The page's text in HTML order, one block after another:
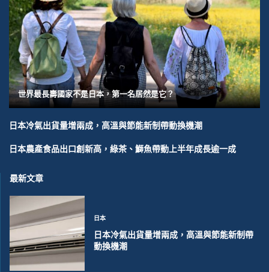
世界最長壽國家不是日本，第一名居然是它？
日本冷氣出貨量增兩成，高溫與節能新制帶動換機潮
日本農產食品出口創新高，綠茶、鰤魚帶動上半年成長逾一成
最新文章
日本
日本冷氣出貨量增兩成，高溫與節能新制帶
動換機潮